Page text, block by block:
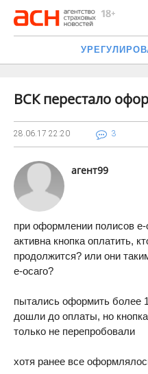
ВСК перестало
28.06.17 22:20 3
агент99
при оформлении полисов
активна кнопка оплатить,
продолжится? или они
е-осаго?
пытались оформить более
дошли до оплаты, но
только не перепробовали
хотя ранее все